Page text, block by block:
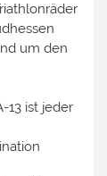
um den
13 ist jeder